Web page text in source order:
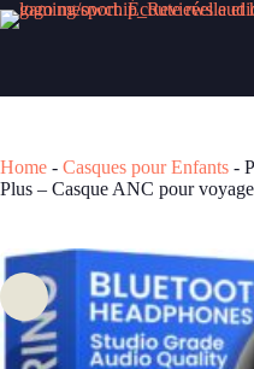
Passer
au
Home - Casques pour Enfants -
Plus – Casque ANC pour